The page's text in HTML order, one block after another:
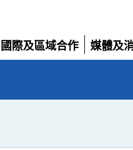
國際及區域合作
展
媒體及
展